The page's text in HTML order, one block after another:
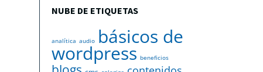
NUBE DE ETIQUETAS
analítica audio básicos de
wordpress beneficios